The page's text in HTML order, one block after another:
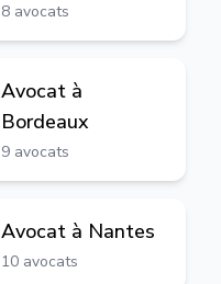
8 avocats
Avocat à
Bordeaux
9 avocats
Avocat à Nantes
10 avocats